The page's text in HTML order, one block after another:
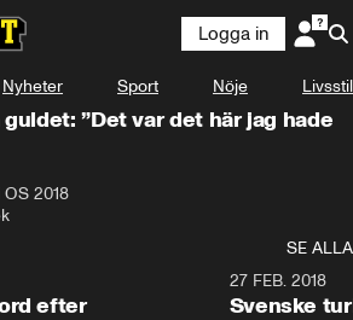
Logga in
Nyheter Sport Nöje Livsstil
”Det var det här jag hade
2018
SE ALLA
efter
27 FEB. 2018
Svenske